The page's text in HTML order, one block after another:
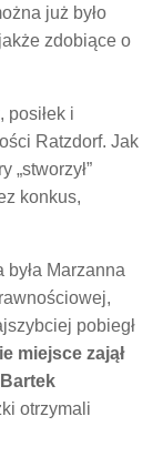
już było
zdobiące o
posiłek i
Ratzdorf. Jak
„stworzył”
konkus,
Marzanna
pobiegł
miejsce zajął
otrzymali